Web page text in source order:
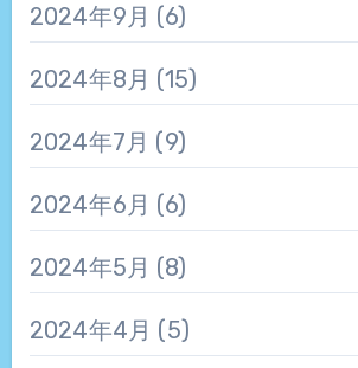
2024年9月 (6)
2024年8月 (15)
2024年7月 (9)
2024年6月 (6)
2024年5月 (8)
2024年4月 (5)